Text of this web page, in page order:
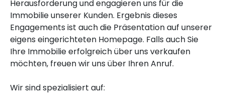
Herausforderung und engagieren uns für die
Immobilie unserer Kunden. Ergebnis dieses
Engagements ist auch die Präsentation auf unserer
eigens eingerichteten Homepage. Falls auch Sie
Ihre Immobilie erfolgreich über uns verkaufen
möchten, freuen wir uns über Ihren Anruf.
Wir sind spezialisiert auf: